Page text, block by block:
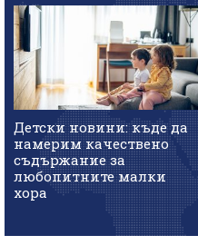
Детски новини: къде да
намерим качествено
съдържание за
любопитните малки
хора